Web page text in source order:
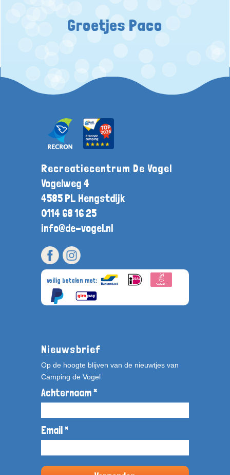
Groetjes Paco
Recreatiecentrum De Vogel
Vogelweg 4
4585 PL Hengstdijk
0114 68 16 25
info@de-vogel.nl
veilig betalen met:
Nieuwsbrief
Op de hoogte blijven van de nieuwtjes van
Camping de Vogel
Achternaam *
Email *